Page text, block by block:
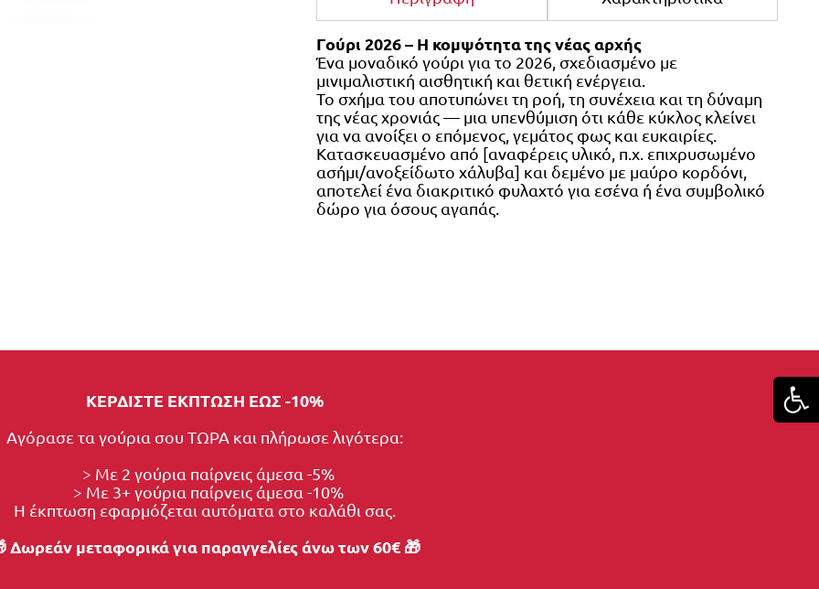
Γούρι 2026 – Η κομψότητα της νέας αρχής
Ένα μοναδικό γούρι για το 2026, σχεδιασμένο με
μινιμαλιστική αισθητική και θετική ενέργεια.
Το σχήμα του αποτυπώνει τη ροή, τη συνέχεια και τη δύναμη
της νέας χρονιάς — μια υπενθύμιση ότι κάθε κύκλος κλείνει
για να ανοίξει ο επόμενος, γεμάτος φως και ευκαιρίες.
Κατασκευασμένο από [αναφέρεις υλικό, π.χ. επιχρυσωμένο
ασήμι/ανοξείδωτο χάλυβα] και δεμένο με μαύρο κορδόνι,
αποτελεί ένα διακριτικό φυλαχτό για εσένα ή ένα συμβολικό
δώρο για όσους αγαπάς.
ΚΕΡΔΙΣΤΕ ΕΚΠΤΩΣΗ ΕΩΣ -10%
Αγόρασε τα γούρια σου ΤΩΡΑ και πλήρωσε λιγότερα:
> Με 2 γούρια παίρνεις άμεσα -5%
> Με 3+ γούρια παίρνεις άμεσα -10%
Η έκπτωση εφαρμόζεται αυτόματα στο καλάθι σας.
Δωρεάν μεταφορικά για παραγγελίες άνω των 60€ 🎁